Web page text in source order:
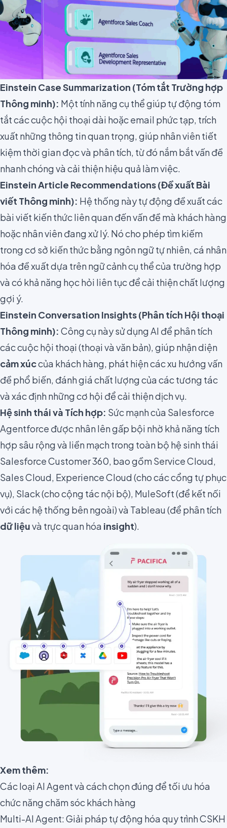
Einstein Case Summarization (Tóm tắt Trường hợp
Thông minh): Một tính năng cụ thể giúp tự động tóm
tắt các cuộc hội thoại dài hoặc email phức tạp, trích
xuất những thông tin quan trọng, giúp nhân viên tiết
kiệm thời gian đọc và phân tích, từ đó nắm bắt vấn đề
nhanh chóng và cải thiện hiệu quả làm việc.
Einstein Article Recommendations (Đề xuất Bài
viết Thông minh): Hệ thống này tự động đề xuất các
bài viết kiến thức liên quan đến vấn đề mà khách hàng
hoặc nhân viên đang xử lý. Nó cho phép tìm kiếm
trong cơ sở kiến thức bằng ngôn ngữ tự nhiên, cá nhân
hóa đề xuất dựa trên ngữ cảnh cụ thể của trường hợp
và có khả năng học hỏi liên tục để cải thiện chất lượng
gợi ý.
Einstein Conversation Insights (Phân tích Hội thoại
Thông minh): Công cụ này sử dụng AI để phân tích
các cuộc hội thoại (thoại và văn bản), giúp nhận diện
cảm xúccủa khách hàng, phát hiện các xu hướng vấn
đề phổ biến, đánh giá chất lượng của các tương tác
và xác định những cơ hội để cải thiện dịch vụ.
Hệ sinh thái và Tích hợp: Sức mạnh của Salesforce
Agentforce được nhân lên gấp bội nhờ khả năng tích
hợp sâu rộng và liền mạch trong toàn bộ hệ sinh thái
Salesforce Customer 360, bao gồm Service Cloud,
Sales Cloud, Experience Cloud (cho các cổng tự phục
vụ), Slack (cho cộng tác nội bộ), MuleSoft (để kết nối
với các hệ thống bên ngoài) và Tableau (để phân tích
dữ liệuvà trực quan hóa insight).
Xem thêm:
Các loại AI Agent và cách chọn đúng để tối ưu hóa
chức năng chăm sóc khách hàng
Multi-AI Agent: Giải pháp tự động hóa quy trình CSKH